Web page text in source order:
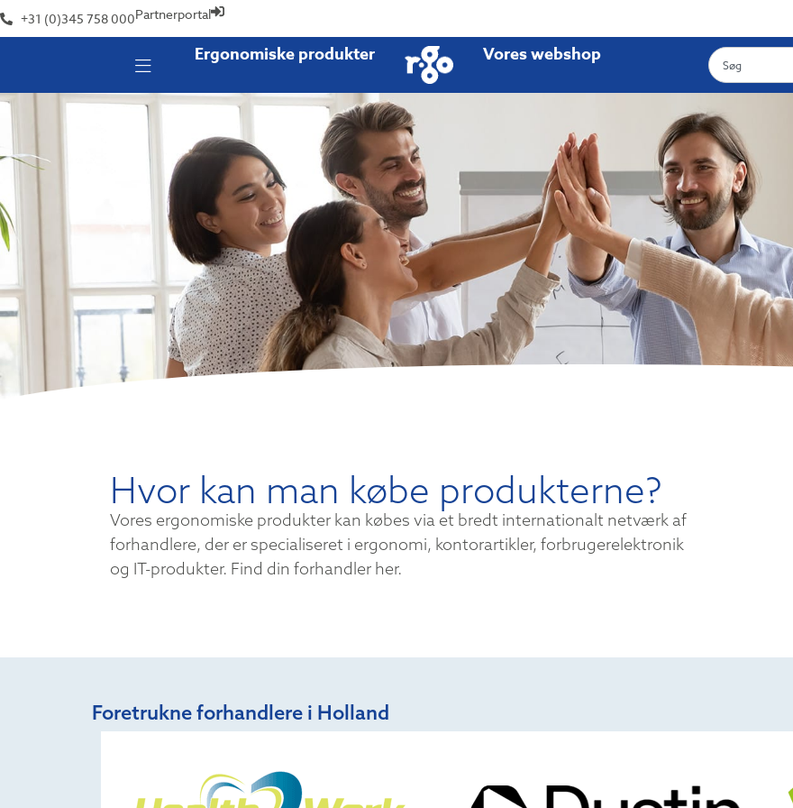
+31 (0)345 758 000Partnerportal
Ergonomiske produkter Vores webshop
Hvor kan man købe produkterne?
Vores ergonomiske produkter kan købes via et bredt internationalt netværk af
forhandlere, der er specialiseret i ergonomi, kontorartikler, forbrugerelektronik
og IT-produkter. Find din forhandler her.
Foretrukne forhandlere i Holland